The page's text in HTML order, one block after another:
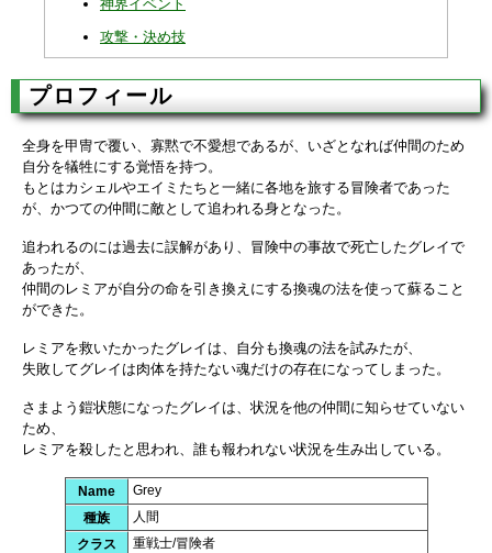
神界イベント
攻撃・決め技
プロフィール
全身を甲冑で覆い、寡黙で不愛想であるが、いざとなれば仲間のため
自分を犠牲にする覚悟を持つ。
もとはカシェルやエイミたちと一緒に各地を旅する冒険者であった
が、かつての仲間に敵として追われる身となった。
追われるのには過去に誤解があり、冒険中の事故で死亡したグレイで
あったが、
仲間のレミアが自分の命を引き換えにする換魂の法を使って蘇ること
ができた。
レミアを救いたかったグレイは、自分も換魂の法を試みたが、
失敗してグレイは肉体を持たない魂だけの存在になってしまった。
さまよう鎧状態になったグレイは、状況を他の仲間に知らせていない
ため、
レミアを殺したと思われ、誰も報われない状況を生み出している。
Name
Grey
種族
人間
クラス
重戦士/冒険者